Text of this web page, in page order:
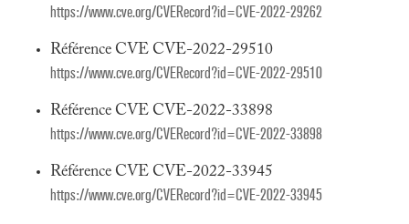
https://www.cve.org/CVERecord?id=CVE-2022-29262
Référence CVE CVE-2022-29510
https://www.cve.org/CVERecord?id=CVE-2022-29510
Référence CVE CVE-2022-33898
https://www.cve.org/CVERecord?id=CVE-2022-33898
Référence CVE CVE-2022-33945
https://www.cve.org/CVERecord?id=CVE-2022-33945